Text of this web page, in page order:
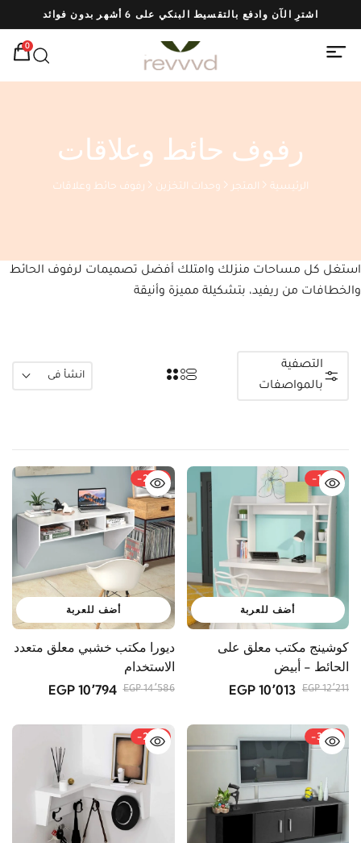
اشترِ الآن وادفع بالتقسيط البنكي على 6 أشهر بدون فوائد
0
رفوف حائط وعلاقات
الرئيسية المتجر وحدات التخزين رفوف حائط وعلاقات
استغل كل مساحات منزلك وامتلك أفضل تصميمات لرفوف الحائط
والخطافات من ريفيد، بتشكيلة مميزة وأنيقة
التصفية
بالمواصفات
انشأ فى
-18%
أضف للعربة
كوشينج مكتب معلق على
الحائط - أبيض
12٬211 EGP 10٬013 EGP
-26%
أضف للعربة
ديورا مكتب خشبي معلق متعدد
الاستخدام
14٬586 EGP 10٬794 EGP
-36%
-26%